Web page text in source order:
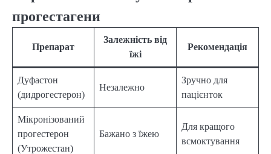
прогестагени
Препарат
Залежність від
їжі
Рекомендація
Дуфастон
(дидрогестерон)
Незалежно
Зручно для
пацієнток
Мікронізований
прогестерон
(Утрожестан)
Бажано з їжею
Для кращого
всмоктування